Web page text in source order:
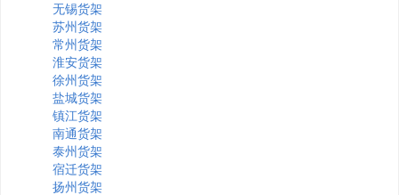
无锡货架
苏州货架
常州货架
淮安货架
徐州货架
盐城货架
镇江货架
南通货架
泰州货架
宿迁货架
扬州货架